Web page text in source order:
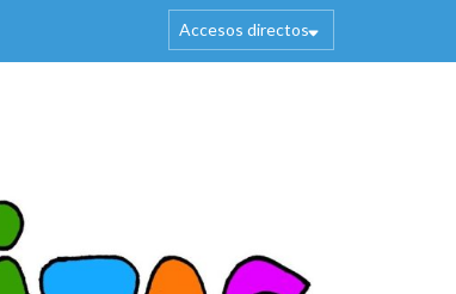
Accesos directos